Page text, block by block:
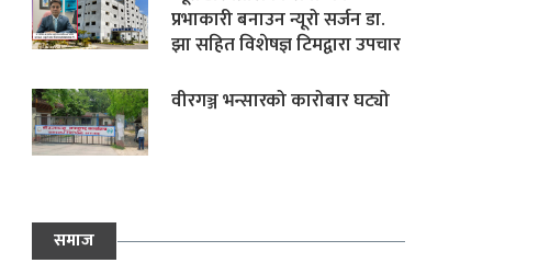
प्रभाकारी बनाउन न्यूरो सर्जन डा.
झा सहित विशेषज्ञ टिमद्वारा उपचार
वीरगञ्ज भन्सारको कारोबार घट्यो
समाज